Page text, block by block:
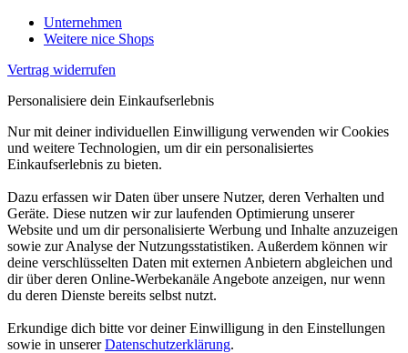
Unternehmen
Weitere nice Shops
Vertrag widerrufen
Personalisiere dein Einkaufserlebnis
Nur mit deiner individuellen Einwilligung verwenden wir Cookies
und weitere Technologien, um dir ein personalisiertes
Einkaufserlebnis zu bieten.
Dazu erfassen wir Daten über unsere Nutzer, deren Verhalten und
Geräte. Diese nutzen wir zur laufenden Optimierung unserer
Website und um dir personalisierte Werbung und Inhalte anzuzeigen
sowie zur Analyse der Nutzungsstatistiken. Außerdem können wir
deine verschlüsselten Daten mit externen Anbietern abgleichen und
dir über deren Online-Werbekanäle Angebote anzeigen, nur wenn
du deren Dienste bereits selbst nutzt.
Erkundige dich bitte vor deiner Einwilligung in den Einstellungen
sowie in unsererDatenschutzerklärung.